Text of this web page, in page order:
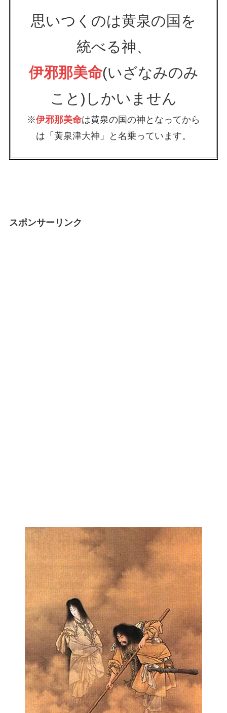
思いつくのは黄泉の国を
統べる神、
伊邪那美命(いざなみのみ
こと)しかいません
※伊邪那美命は黄泉の国の神となってから
は「黄泉津大神」と名乗っています。
スポンサーリンク